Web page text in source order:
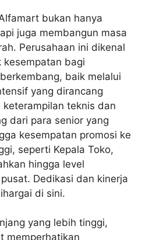
bukan hanya
juga membangun masa
Perusahaan ini dikenal
kesempatan bagi
baik melalui
yang dirancang
teknis dan
dari para senior yang
kesempatan promosi ke
seperti Kepala Toko,
hingga level
Dedikasi dan kinerja
di sini.
yang lebih tinggi,
memperhatikan